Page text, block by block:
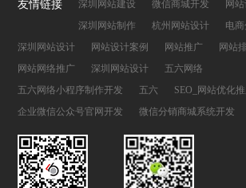
友情链接 深圳网站建设 微信商城开发
网
深圳网站制作
杭州网站设计
电
深圳网站设计
网站设计案例 网站推广 网站
网站网络推广
深圳网站设计
五六网络
五六网络小程序制作开发
五六 SEO_网站优化
企业微信公众号官网开发
微信分销商城系统开发